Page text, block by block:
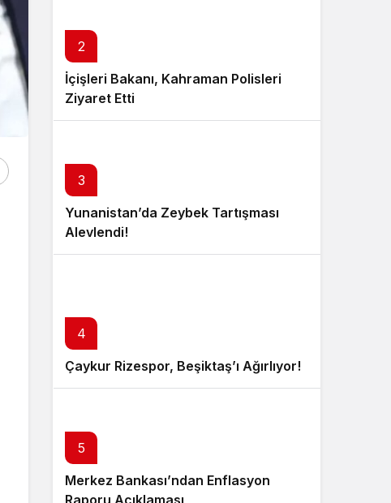
2
İçişleri Bakanı, Kahraman Polisleri
Ziyaret Etti
3
Yunanistan’da Zeybek Tartışması
Alevlendi!
4
Çaykur Rizespor, Beşiktaş’ı Ağırlıyor!
5
Merkez Bankası’ndan Enflasyon
Raporu Açıklaması